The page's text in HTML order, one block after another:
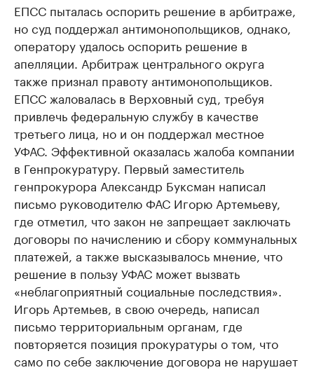
ЕПСС пыталась оспорить решение в арбитраже,
но суд поддержал антимонопольщиков, однако,
оператору удалось оспорить решение в
апелляции. Арбитраж центрального округа
также признал правоту антимонопольщиков.
ЕПСС жаловалась в Верховный суд, требуя
привлечь федеральную службу в качестве
третьего лица, но и он поддержал местное
УФАС. Эффективной оказалась жалоба компании
в Генпрокуратуру. Первый заместитель
генпрокурора Александр Буксман написал
письмо руководителю ФАС Игорю Артемьеву,
где отметил, что закон не запрещает заключать
договоры по начислению и сбору коммунальных
платежей, а также высказывалось мнение, что
решение в пользу УФАС может вызвать
«неблагоприятный социальные последствия».
Игорь Артемьев, в свою очередь, написал
письмо территориальным органам, где
повторяется позиция прокуратуры о том, что
само по себе заключение договора не нарушает